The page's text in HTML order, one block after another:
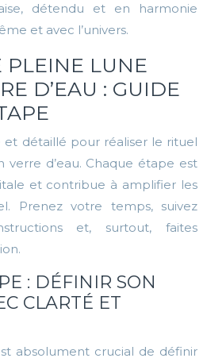
détendu et en harmonie
et avec l’univers.
PLEINE LUNE
D’EAU : GUIDE
et détaillé pour réaliser le rituel
d’eau. Chaque étape est
et contribue à amplifier les
Prenez votre temps, suivez
et, surtout, faites
: DÉFINIR SON
CLARTÉ ET
absolument crucial de définir